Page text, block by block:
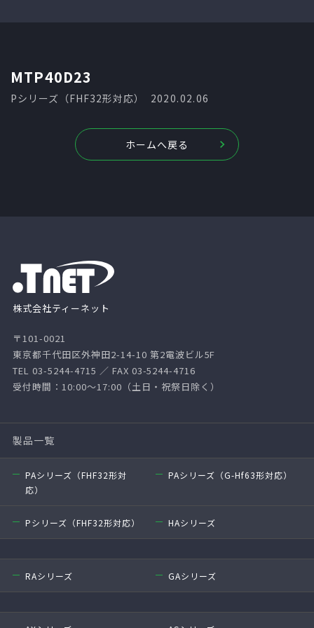
MTP40D23
Pシリーズ（FHF32形対応） 2020.02.06
ホームへ戻る
株式会社ティーネット
〒101-0021
東京都千代田区外神田2-14-10 第2電波ビル5F
TEL 03-5244-4715 ／ FAX 03-5244-4716
受付時間：10:00～17:00（土日・祝祭日除く）
製品一覧
PAシリーズ（FHF32形対
応）
PAシリーズ（G-Hf63形対応）
Pシリーズ（FHF32形対応） HAシリーズ
RAシリーズ GAシリーズ